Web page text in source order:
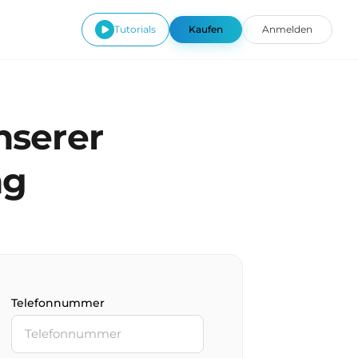
Tutorials Kaufen Anmelden
Telefonnummer